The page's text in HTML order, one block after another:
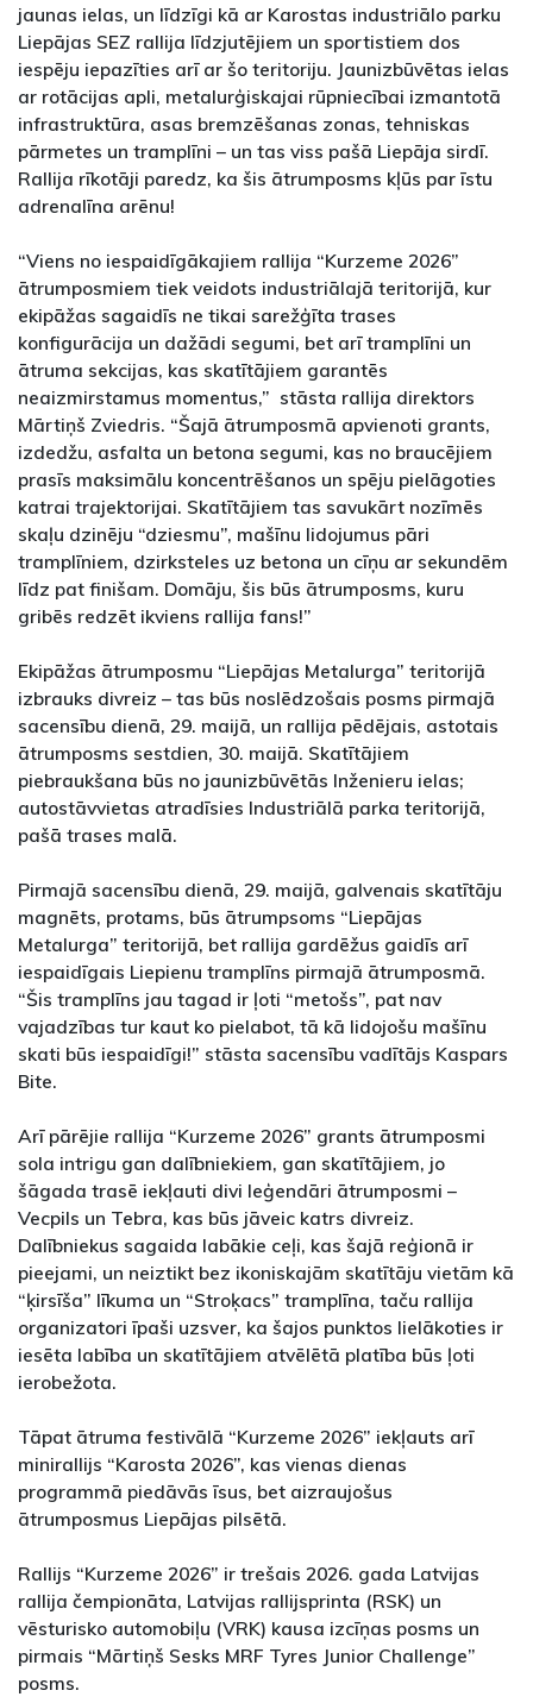
jaunas ielas, un līdzīgi kā ar Karostas industriālo parku
Liepājas SEZ rallija līdzjutējiem un sportistiem dos
iespēju iepazīties arī ar šo teritoriju. Jaunizbūvētas ielas
ar rotācijas apli, metalurģiskajai rūpniecībai izmantotā
infrastruktūra, asas bremzēšanas zonas, tehniskas
pārmetes un tramplīni – un tas viss pašā Liepāja sirdī.
Rallija rīkotāji paredz, ka šis ātrumposms kļūs par īstu
adrenalīna arēnu!
“Viens no iespaidīgākajiem rallija “Kurzeme 2026”
ātrumposmiem tiek veidots industriālajā teritorijā, kur
ekipāžas sagaidīs ne tikai sarežģīta trases
konfigurācija un dažādi segumi, bet arī tramplīni un
ātruma sekcijas, kas skatītājiem garantēs
neaizmirstamus momentus,” stāsta rallija direktors
Mārtiņš Zviedris. “Šajā ātrumposmā apvienoti grants,
izdedžu, asfalta un betona segumi, kas no braucējiem
prasīs maksimālu koncentrēšanos un spēju pielāgoties
katrai trajektorijai. Skatītājiem tas savukārt nozīmēs
skaļu dzinēju “dziesmu”, mašīnu lidojumus pāri
tramplīniem, dzirksteles uz betona un cīņu ar sekundēm
līdz pat finišam. Domāju, šis būs ātrumposms, kuru
gribēs redzēt ikviens rallija fans!”
Ekipāžas ātrumposmu “Liepājas Metalurga” teritorijā
izbrauks divreiz – tas būs noslēdzošais posms pirmajā
sacensību dienā, 29. maijā, un rallija pēdējais, astotais
ātrumposms sestdien, 30. maijā. Skatītājiem
piebraukšana būs no jaunizbūvētās Inženieru ielas;
autostāvvietas atradīsies Industriālā parka teritorijā,
pašā trases malā.
Pirmajā sacensību dienā, 29. maijā, galvenais skatītāju
magnēts, protams, būs ātrumpsoms “Liepājas
Metalurga” teritorijā, bet rallija gardēžus gaidīs arī
iespaidīgais Liepienu tramplīns pirmajā ātrumposmā.
“Šis tramplīns jau tagad ir ļoti “metošs”, pat nav
vajadzības tur kaut ko pielabot, tā kā lidojošu mašīnu
skati būs iespaidīgi!” stāsta sacensību vadītājs Kaspars
Bite.
Arī pārējie rallija “Kurzeme 2026” grants ātrumposmi
sola intrigu gan dalībniekiem, gan skatītājiem, jo
šāgada trasē iekļauti divi leģendāri ātrumposmi –
Vecpils un Tebra, kas būs jāveic katrs divreiz.
Dalībniekus sagaida labākie ceļi, kas šajā reģionā ir
pieejami, un neiztikt bez ikoniskajām skatītāju vietām kā
“ķirsīša” līkuma un “Stroķacs” tramplīna, taču rallija
organizatori īpaši uzsver, ka šajos punktos lielākoties ir
iesēta labība un skatītājiem atvēlētā platība būs ļoti
ierobežota.
Tāpat ātruma festivālā “Kurzeme 2026” iekļauts arī
minirallijs “Karosta 2026”, kas vienas dienas
programmā piedāvās īsus, bet aizraujošus
ātrumposmus Liepājas pilsētā.
Rallijs “Kurzeme 2026” ir trešais 2026. gada Latvijas
rallija čempionāta, Latvijas rallijsprinta (RSK) un
vēsturisko automobiļu (VRK) kausa izcīņas posms un
pirmais “Mārtiņš Sesks MRF Tyres Junior Challenge”
posms.